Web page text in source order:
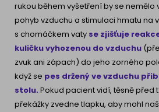
rukou během vyšetření by se nemělo
pohyb vzduchu a stimulaci hmatu na
s chomáčkem vaty se zjišťuje
kuličku vyhozenou do vzduchu
zvuk ani zápach) do jeho zorného
když se pes držený ve vzduchu
stolu. Pokud pacient vidí, těsně před
překážky zvedne tlapku, aby mohl